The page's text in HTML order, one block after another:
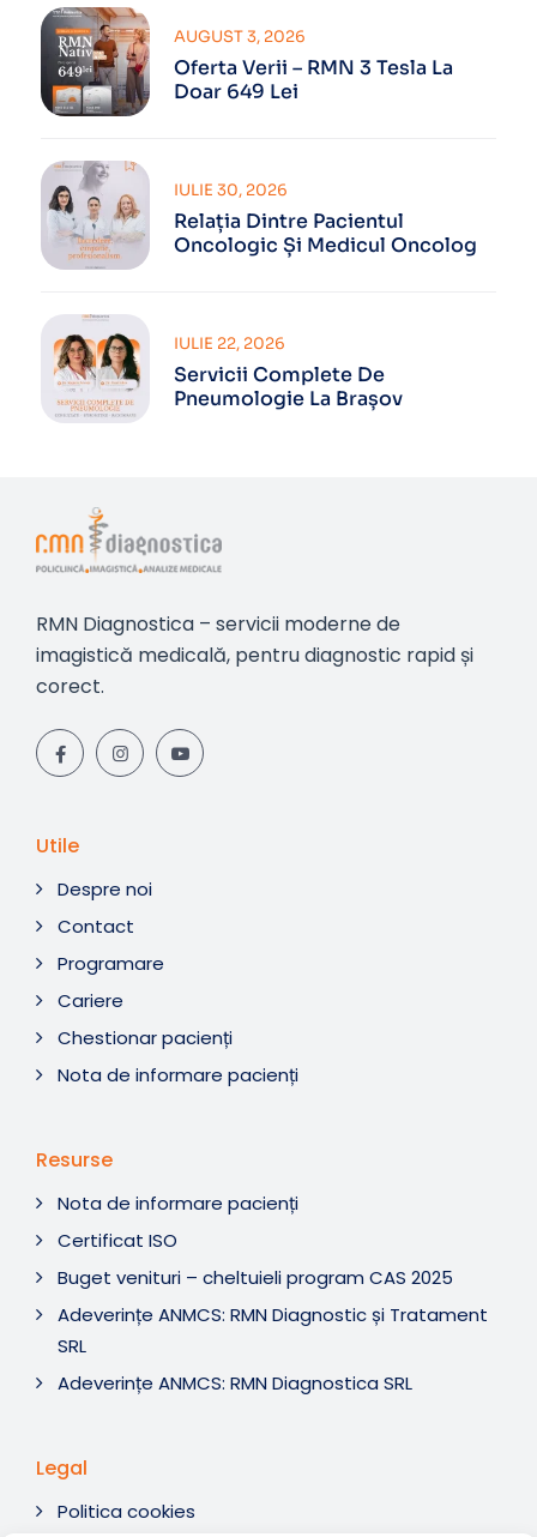
Oferta Verii – RMN 3 Tesla La
Doar 649 Lei
AUGUST 3, 2026
Relația Dintre Pacientul
Oncologic Și Medicul Oncolog
IULIE 30, 2026
Servicii Complete De
Pneumologie La Brașov
IULIE 22, 2026
RMN Diagnostica – servicii moderne de
imagistică medicală, pentru diagnostic rapid și
corect.
Utile
Despre noi
Contact
Programare
Cariere
Chestionar pacienți
Nota de informare pacienți
Resurse
Nota de informare pacienți
Certificat ISO
Buget venituri – cheltuieli program CAS 2025
Adeverințe ANMCS: RMN Diagnostic și Tratament
SRL
Adeverințe ANMCS: RMN Diagnostica SRL
Legal
Politica cookies